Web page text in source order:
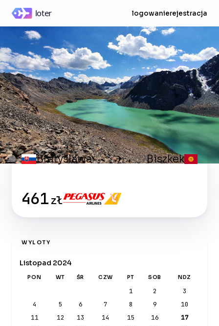
logowanierejestracja
Bratysława ✈ Biszkek
461 zł
WYLOTY
Listopad 2024
PON WT ŚR CZW PT SOB NDZ
1 2
3
4
5 6 7 8 9
10
11
12 13 14 15 16
17